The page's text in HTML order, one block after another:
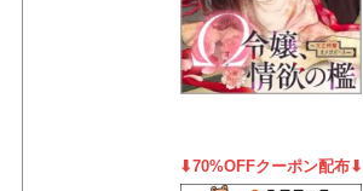
⬇︎70%OFFクーポン配布⬇︎